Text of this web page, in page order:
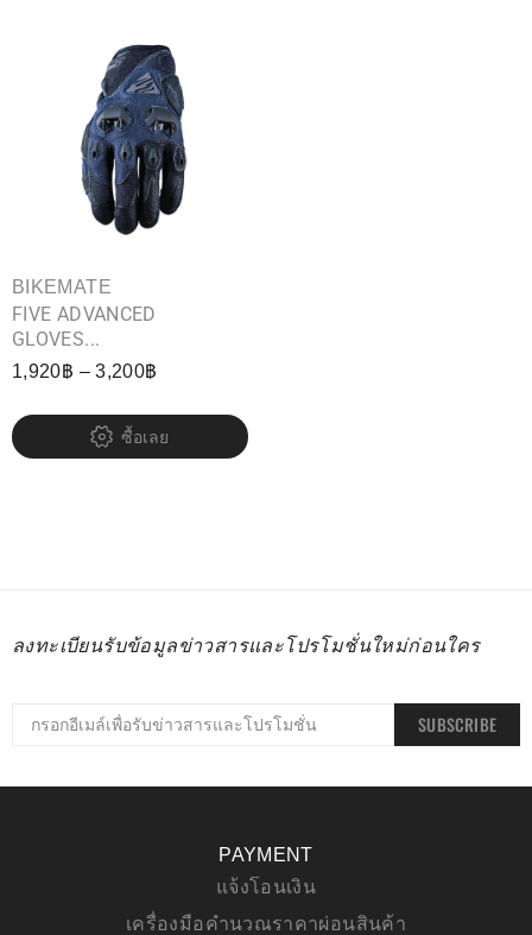
BIKEMATE
FIVE ADVANCED
GLOVES...
1,920฿ – 3,200฿
ซื้อเลย
ลงทะเบียนรับข้อมูลข่าวสารและโปรโมชั่นใหม่ก่อนใคร
SUBSCRIBE
PAYMENT
แจ้งโอนเงิน
เครื่องมือคำนวณราคาผ่อนสินค้า